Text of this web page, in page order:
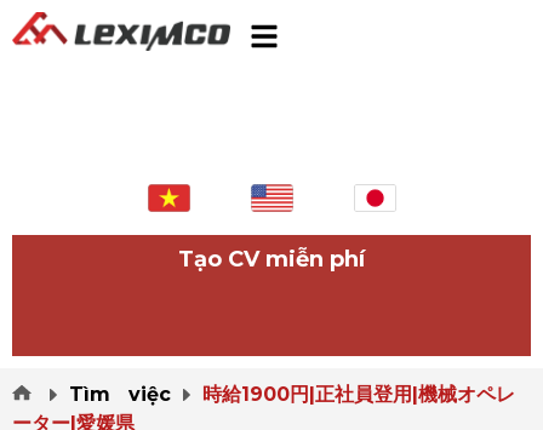
Tạo CV miễn phí
Tìm việc
時給1900円|正社員登用|機械オペレ
ーター|愛媛県